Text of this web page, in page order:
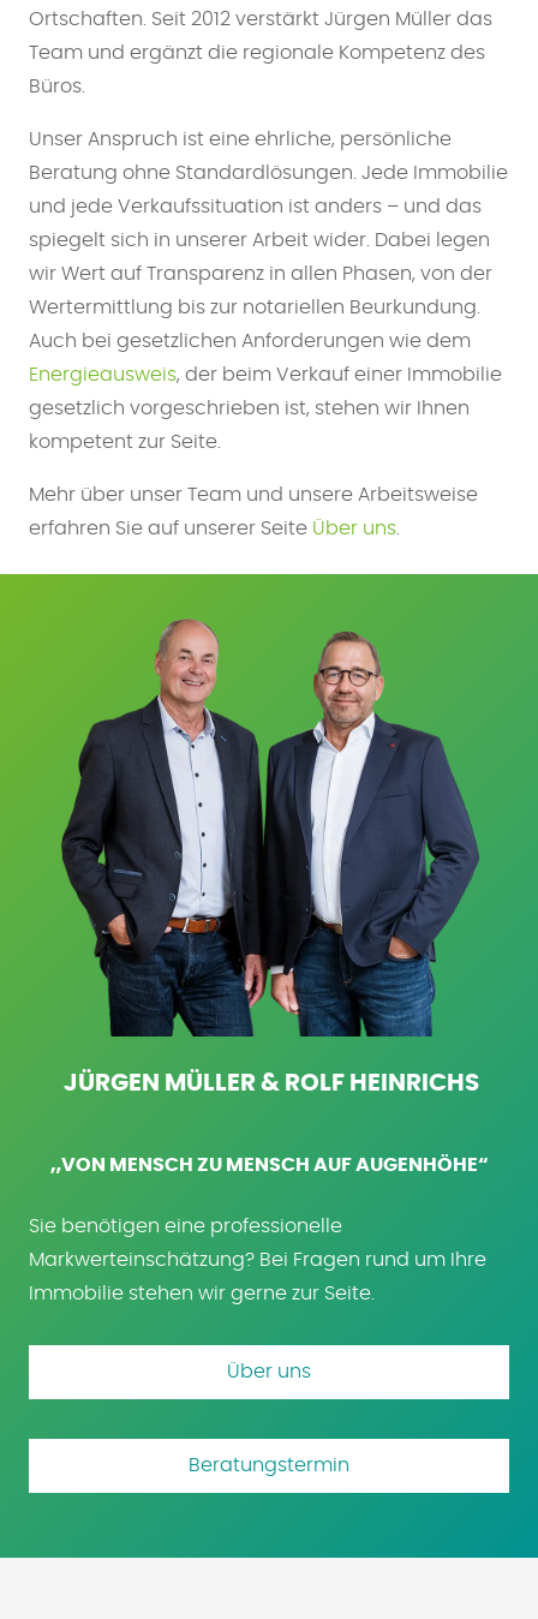
Ortschaften. Seit 2012 verstärkt Jürgen Müller das
Team und ergänzt die regionale Kompetenz des
Büros.
Unser Anspruch ist eine ehrliche, persönliche
Beratung ohne Standardlösungen. Jede Immobilie
und jede Verkaufssituation ist anders – und das
spiegelt sich in unserer Arbeit wider. Dabei legen
wir Wert auf Transparenz in allen Phasen, von der
Wertermittlung bis zur notariellen Beurkundung.
Auch bei gesetzlichen Anforderungen wie dem
Energieausweis, der beim Verkauf einer Immobilie
gesetzlich vorgeschrieben ist, stehen wir Ihnen
kompetent zur Seite.
Mehr über unser Team und unsere Arbeitsweise
erfahren Sie auf unserer Seite Über uns
JÜRGEN MÜLLER & ROLF HEINRICHS
„VON MENSCH ZU MENSCH AUF AUGENHÖHE“
Sie benötigen eine professionelle
Markwerteinschätzung? Bei Fragen rund um Ihre
Immobilie stehen wir gerne zur Seite.
Über uns
Beratungstermin